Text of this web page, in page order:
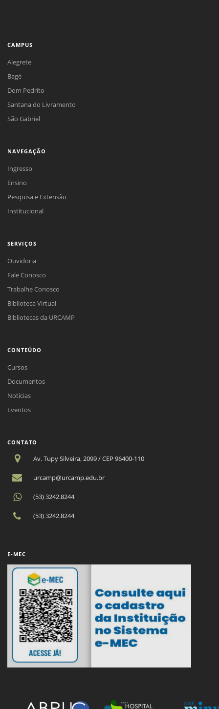
CAMPUS
Alegrete
Bagé
Dom Pedrito
Santana do Livramento
São Gabriel
NAVEGAÇÃO
Ingresso
Ensino
Pesquisa e Extensão
Institucional
SERVIÇOS
Ouvidoria
Fale Conosco
Trabalhe Conosco
Biblioteca Virtual
Bibliotecas da URCAMP
CONTEÚDO
Cursos
Documentos
Notícias
Eventos
CONTATO
Av. Tupy Silveira, 2099 / CEP 96400-110
urcamp@urcamp.edu.br
(53) 3242.8244
(53) 3242.8244
E-MEC